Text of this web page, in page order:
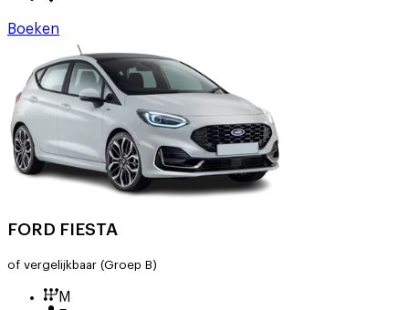
Boeken
FORD FIESTA
of vergelijkbaar (Groep B)
M